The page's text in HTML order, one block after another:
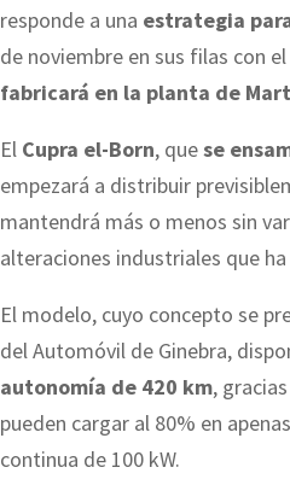
responde a una estrategia
de noviembre en sus filas con el
fabricará en la planta de
El Cupra el-Born, quese
empezará a distribuir
mantendrá más o menos sin
alteraciones industriales que
El modelo, cuyo concepto se
del Automóvil de Ginebra,
autonomía de 420 km,
pueden cargar al 80% en
continua de 100 kW.